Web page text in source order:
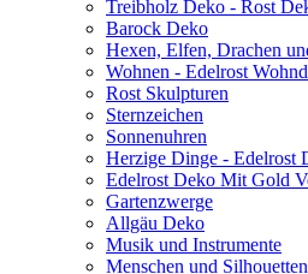
Treibholz Deko - Rost
Barock Deko
Hexen, Elfen, Drachen
Wohnen - Edelrost
Rost Skulpturen
Sternzeichen
Sonnenuhren
Herzige Dinge - Edelrost
Edelrost Deko Mit Gold
Gartenzwerge
Allgäu Deko
Musik und Instrumente
Menschen und Silhouetten